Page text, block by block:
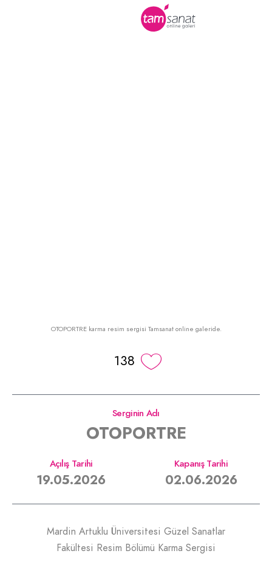
OTOPORTRE karma resim sergisi Tamsanat online galeride.
138
Açılış Tarihi
19.05.2026
Serginin Adı
OTOPORTRE
Kapanış Tarihi
02.06.2026
Mardin Artuklu Üniversitesi Güzel Sanatlar
Fakültesi Resim Bölümü Karma Sergisi